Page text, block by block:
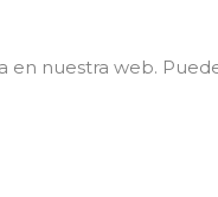
nuestra web.